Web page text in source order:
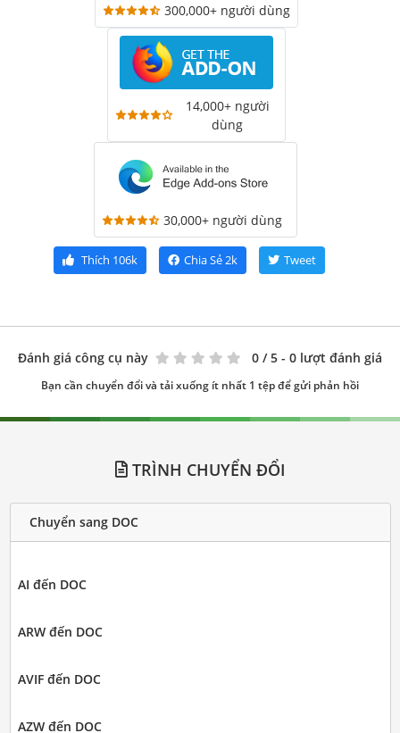
300,000+ người dùng
14,000+ người
dùng
30,000+ người dùng
Thích 106k Chia Sẻ2k Tweet
Đánh giá công cụ này 0 / 5 - 0 lượt đánh giá
Bạn cần chuyển đổi và tải xuống ít nhất 1 tệp để gửi phản hồi
TRÌNH CHUYỂN ĐỔI
Chuyển sang DOC
AI đến DOC
ARW đến DOC
AVIF đến DOC
AZW đến DOC